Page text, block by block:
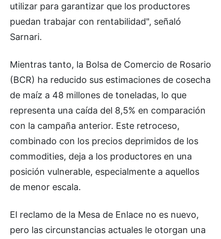
utilizar para garantizar que los productores
puedan trabajar con rentabilidad", señaló
Sarnari.
Mientras tanto, la Bolsa de Comercio de Rosario
(BCR) ha reducido sus estimaciones de cosecha
de maíz a 48 millones de toneladas, lo que
representa una caída del 8,5% en comparación
con la campaña anterior. Este retroceso,
combinado con los precios deprimidos de los
commodities, deja a los productores en una
posición vulnerable, especialmente a aquellos
de menor escala.
El reclamo de la Mesa de Enlace no es nuevo,
pero las circunstancias actuales le otorgan una